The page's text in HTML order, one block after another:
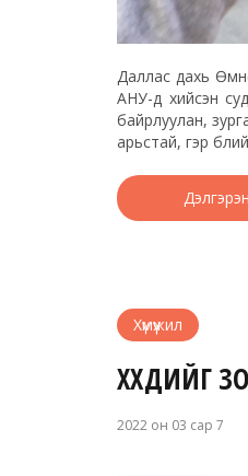
Даллас дахь
АНУ-д хийсэн
байрлуулан,
арьстай, гэр
Хүмүүжил
ХҮҮХДИЙГ
2022 он 03 сар 7